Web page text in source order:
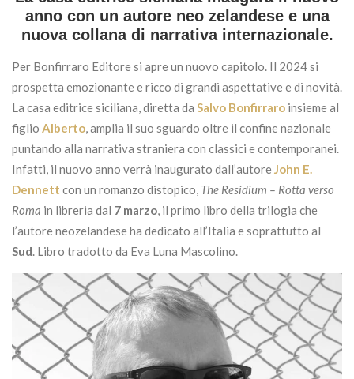
anno con un autore neo zelandese e una
nuova collana di narrativa internazionale.
Per Bonfirraro Editore si apre un nuovo capitolo. Il 2024 si
prospetta emozionante e ricco di grandi aspettative e di novità.
La casa editrice siciliana, diretta da Salvo Bonfirraro insieme al
figlio Alberto, amplia il suo sguardo oltre il confine nazionale
puntando alla narrativa straniera con classici e contemporanei.
Infatti, il nuovo anno verrà inaugurato dall’autoreJohn E.
Dennett con un romanzo distopico, The Residium – Rotta verso
Roma in libreria dal 7 marzo, il primo libro della trilogia che
l’autore neozelandese ha dedicato all’Italia e soprattutto al
Sud. Libro tradotto da Eva Luna Mascolino.